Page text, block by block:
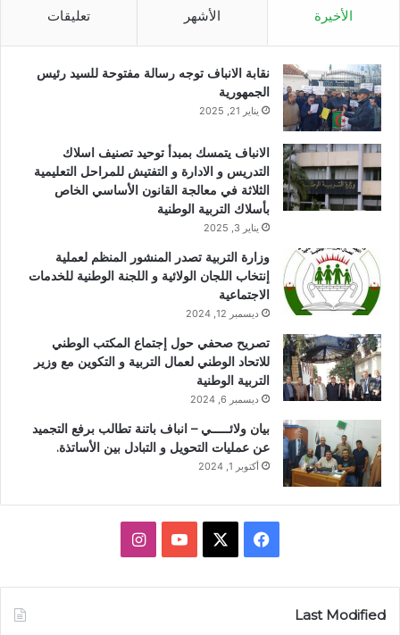
الأخيرة الأشهر تعليقات
نقابة الانباف توجه رسالة مفتوحة للسيد رئيس
الجمهورية
يناير 21, 2025
الانباف يتمسك بمبدأ توحيد تصنيف اسلاك
التدريس و الادارة و التفتيش للمراحل التعليمية
الثلاثة في معالجة القانون الأساسي الخاص
بأسلاك التربية الوطنية
يناير 3, 2025
وزارة التربية تصدر المنشور المنظم لعملية
إنتخاب اللجان الولائية و اللجنة الوطنية للخدمات
الاجتماعية
ديسمبر 12, 2024
تصريح صحفي حول إجتماع المكتب الوطني
للاتحاد الوطني لعمال التربية و التكوين مع وزير
التربية الوطنية
ديسمبر 6, 2024
بيان ولائـــــي – انباف باتنة تطالب برفع التجميد
عن عمليات التحويل و التبادل بين الأساتذة.
أكتوبر 1, 2024
Last Modified